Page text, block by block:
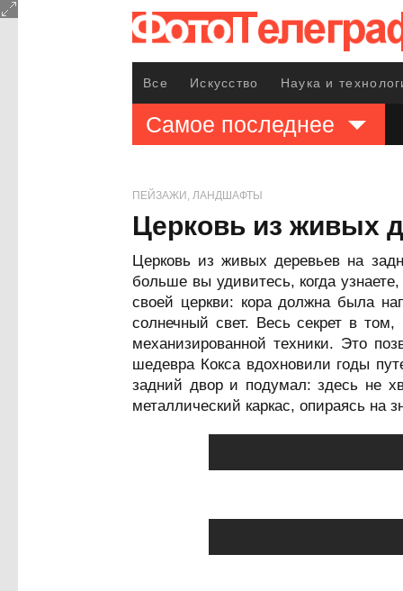
Все Искусство Наука и
Самое последнее
ПЕЙЗАЖИ, ЛАНДШАФТЫ
Церковь из живых
Церковь из живых деревьев на
больше вы удивитесь, когда
своей церкви: кора должна была
солнечный свет. Весь секрет в
механизированной техники. Это
шедевра Кокса вдохновили годы
задний двор и подумал: здесь не
металлический каркас, опираясь на